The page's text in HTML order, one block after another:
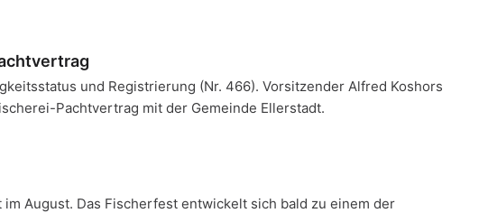
und Registrierung (Nr. 466). Vorsitzender Alfred Koshors
Pachtvertrag mit der Gemeinde Ellerstadt.
August. Das Fischerfest entwickelt sich bald zu einem der